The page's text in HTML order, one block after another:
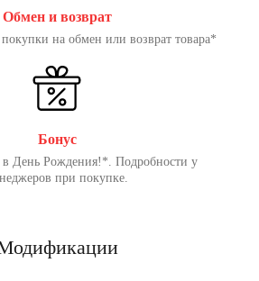
Обмен и возврат
на обмен или возврат товара*
Бонус
в День Рождения!*. Подробности у
при покупке.